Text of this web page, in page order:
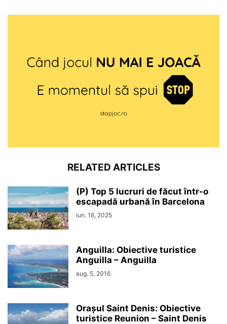
RELATED ARTICLES
(P) Top 5 lucruri de făcut într-o
escapadă urbană în Barcelona
iun. 16, 2025
Anguilla: Obiective turistice
Anguilla – Anguilla
aug. 5, 2016
Orașul Saint Denis: Obiective
turistice Reunion – Saint Denis